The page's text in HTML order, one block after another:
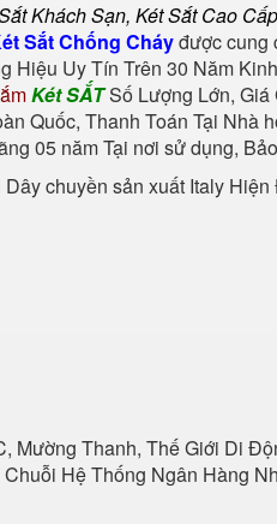
Khách Sạn, Két Sắt Cao Cấp
Sắt Chống Cháyđược cung
Hiệu Uy Tín Trên 30 Năm
Két SẮTSố Lượng Lớn, Giá
Quốc, Thanh Toán Tại Nhà
05 năm Tại nơi sử dụng,
chuyền sản xuất Italy
Mường Thanh, Thế Giới Di
Hệ Thống Ngân Hàng